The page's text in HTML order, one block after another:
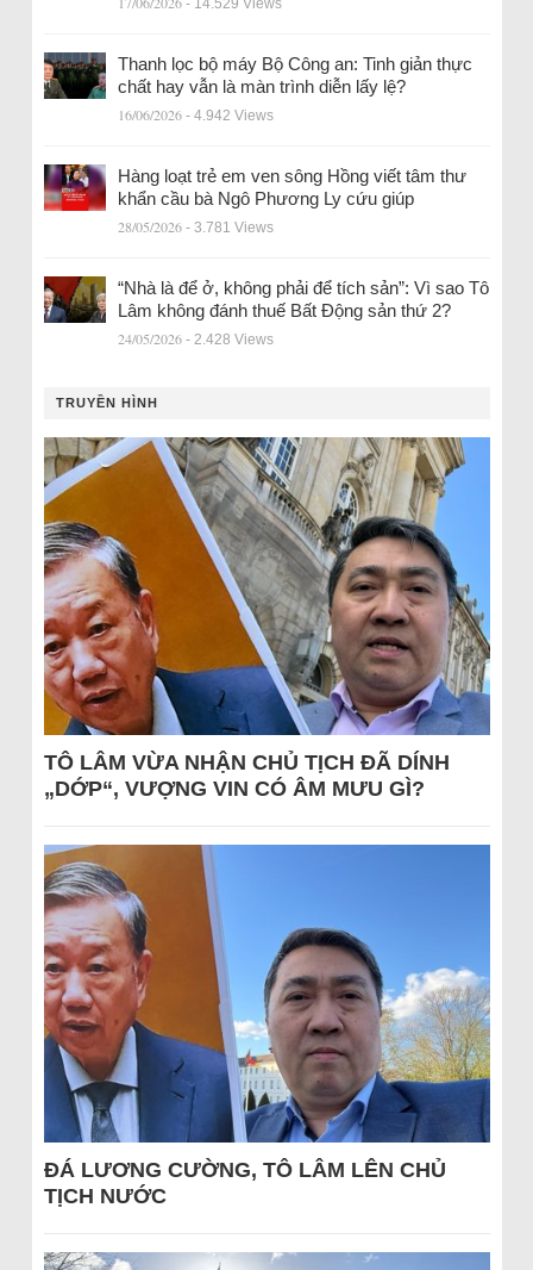
- 14.529 Views
Thanh lọc bộ máy Bộ Công an: Tinh giản thực
chất hay vẫn là màn trình diễn lấy lệ?
16/06/2026 - 4.942 Views
Hàng loạt trẻ em ven sông Hồng viết tâm thư
khẩn cầu bà Ngô Phương Ly cứu giúp
28/05/2026 - 3.781 Views
“Nhà là để ở, không phải để tích sản”: Vì sao Tô
Lâm không đánh thuế Bất Động sản thứ 2?
24/05/2026 - 2.428 Views
TRUYỀN HÌNH
TÔ LÂM VỪA NHẬN CHỦ TỊCH ĐÃ DÍNH
„DỚP“, VƯỢNG VIN CÓ ÂM MƯU GÌ?
ĐÁ LƯƠNG CƯỜNG, TÔ LÂM LÊN CHỦ
TỊCH NƯỚC